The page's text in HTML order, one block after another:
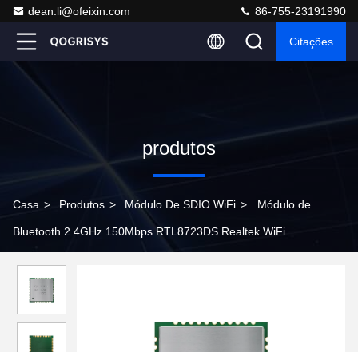
dean.li@ofeixin.com 86-755-23191990
Citações
produtos
Casa > Produtos > Módulo De SDIO WiFi > Módulo de
Bluetooth 2.4GHz 150Mbps RTL8723DS Realtek WiFi